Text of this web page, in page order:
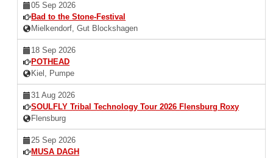
05 Sep 2026
Bad to the Stone-Festival
Mielkendorf, Gut Blockshagen
18 Sep 2026
POTHEAD
Kiel, Pumpe
31 Aug 2026
SOULFLY Tribal Technology Tour 2026 Flensburg Roxy
Flensburg
25 Sep 2026
MUSA DAGH